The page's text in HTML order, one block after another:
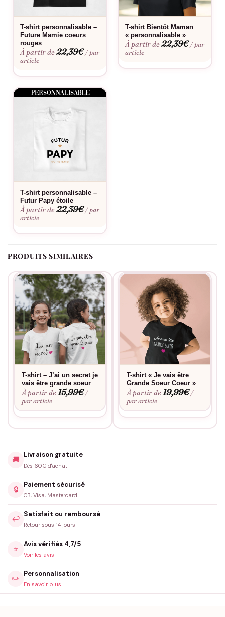
mamie bien-aimée.
Ne manquez pas l’occasion de célébrer l’arrivée de chaque
nouvelle génération avec style et émotion. Commandez dès
maintenant votre T-shirt « Une Mamie Formidable Devient
Toujours une Arrière-Grand-Mère Exceptionnelle » et préparez-
vous à partager cette merveilleuse nouvelle avec votre famille !
T-shirt personnalisable –
Future Mamie coeurs
rouges
À partir de22,39€ / par
article
T-shirt Bientôt Maman
« personnalisable »
À partir de22,39€ / par
article
T-shirt personnalisable –
Futur Papy étoile
À partir de22,39€ / par
article
PRODUITS SIMILAIRES
T-shirt – J’ai un secret je
vais être grande soeur
À partir de15,99€ /
par article
T-shirt « Je vais être
Grande Soeur Coeur »
À partir de19,99€ /
par article
🚚
Livraison gratuite
Dès 60€ d'achat
🔒
Paiement sécurisé
CB, Visa, Mastercard
↩️
Satisfait ou remboursé
Retour sous 14 jours
⭐
Avis vérifiés 4,7/5
Voir les avis
✏️
Personnalisation
En savoir plus